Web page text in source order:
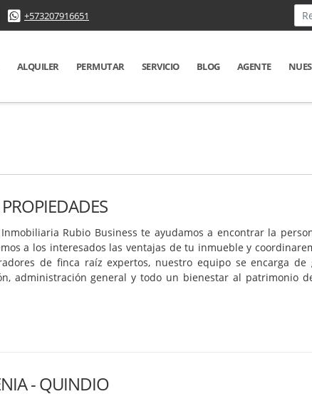
+573207916651
ALQUILER PERMUTAR SERVICIO BLOG AGENTE
Rubio Business te ayudamos a encontrar la
a los interesados las ventajas de tu inmueble y
de finca raíz expertos, nuestro equipo se encarga de
administración general y todo un bienestar al patrimonio
- QUINDIO